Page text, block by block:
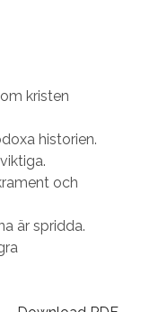
kristen
historien.
och
är spridda.